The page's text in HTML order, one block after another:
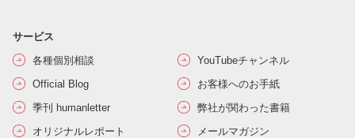
サービス
各種個別相談
YouTubeチャンネル
Official Blog
お客様へのお手紙
季刊 humanletter
弊社が関わった書籍
オリジナルレポート
メールマガジン